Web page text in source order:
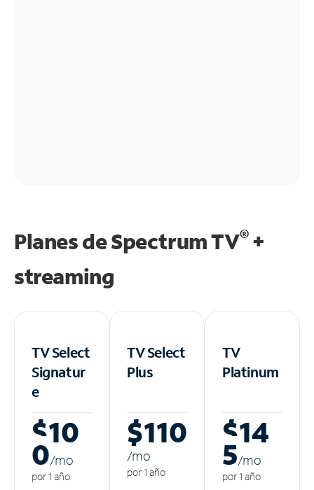
Planes de Spectrum TV®+
streaming
TV Select
Signatur
e
$10
0/mo
por 1 año
TV Select
Plus
$110
/mo
por 1 año
TV
Platinum
$14
5/mo
por 1 año